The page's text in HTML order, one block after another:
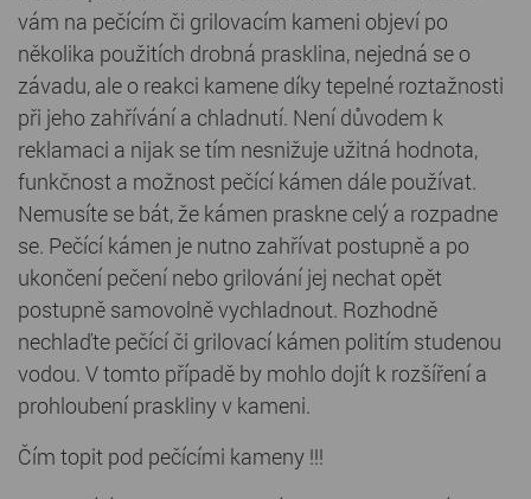
vám na pečícím či grilovacím kameni objeví po
několika použitích drobná prasklina, nejedná se o
závadu, ale o reakci kamene díky tepelné roztažnosti
při jeho zahřívání a chladnutí. Není důvodem k
reklamaci a nijak se tím nesnižuje užitná hodnota,
funkčnost a možnost pečící kámen dále používat.
Nemusíte se bát, že kámen praskne celý a rozpadne
se. Pečící kámen je nutno zahřívat postupně a po
ukončení pečení nebo grilování jej nechat opět
postupně samovolně vychladnout. Rozhodně
nechlaďte pečící či grilovací kámen politím studenou
vodou. V tomto případě by mohlo dojít k rozšíření a
prohloubení praskliny v kameni.
Čím topit pod pečícími kameny !!!